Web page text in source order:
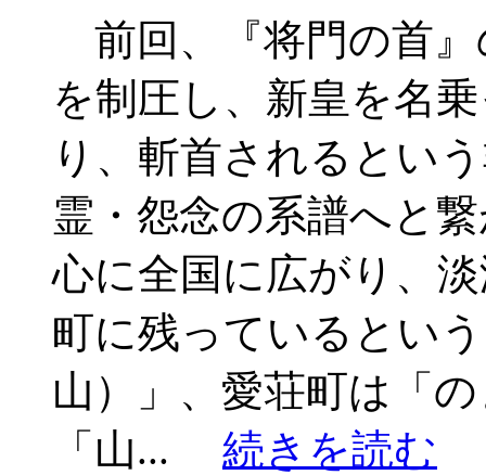
前回、『将門の首』
を制圧し、新皇を名
り、斬首されるとい
霊・怨念の系譜へと
心に全国に広がり、
町に残っているとい
山）」、愛荘町は「
「山... 続きを読む